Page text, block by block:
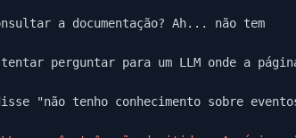
a documentação? Ah... não tem
tentar perguntar para um LLM onde a
"não tenho conhecimento sobre